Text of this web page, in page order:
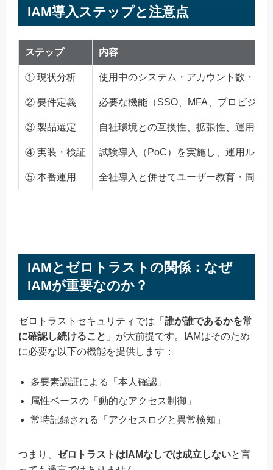
IAM導入ステップと注意点
ステップ 内容
① 現状分析 使用中のシステム・アカウント数・ア
② 要件定義 必要な機能（SSO、MFA、プロビジョ
③ 製品選定 自社環境との互換性、拡張性、運用性
④ 実装・検証 試験導入（PoC）を実施し、運用ルー
⑤ 本番運用 全社導入と併せてユーザー教育・周知
IAMとゼロトラストの関係：なぜ
IAMが重要なのか？
ゼロトラストセキュリティでは「 誰が誰であるかを常
に確認し続けること 」が大前提です。IAMはそのため
に必要な以下の機能を提供します：
多要素認証による「本人確認」
属性ベースの「動的なアクセス制御」
常時記録される「アクセスログと異常検知」
つまり、 ゼロトラストはIAMなしでは成立しないと言